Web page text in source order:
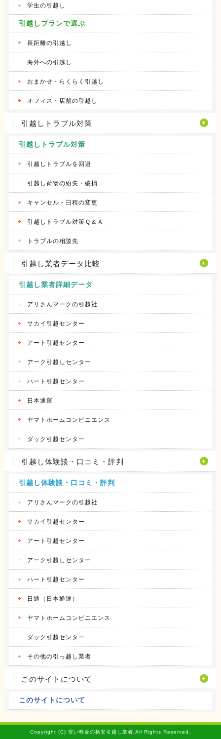
学生の引越し
引越しプランで選ぶ
長距離の引越し
海外への引越し
おまかせ・らくらく引越し
オフィス・店舗の引越し
引越しトラブル対策
引越しトラブル対策
引越しトラブルを回避
引越し荷物の紛失・破損
キャンセル・日程の変更
引越しトラブル対策Ｑ＆Ａ
トラブルの相談先
引越し業者データ比較
引越し業者詳細データ
アリさんマークの引越社
サカイ引越センター
アート引越センター
アーク引越しセンター
ハート引越センター
日本通運
ヤマトホームコンビニエンス
ダック引越センター
引越し体験談・口コミ・評判
引越し体験談・口コミ・評判
アリさんマークの引越社
サカイ引越センター
アート引越センター
アーク引越しセンター
ハート引越センター
日通（日本通運）
ヤマトホームコンビニエンス
ダック引越センター
その他の引っ越し業者
このサイトについて
このサイトについて
Copyright (C) 安い料金の格安引越し業者.All Rights Reserved.